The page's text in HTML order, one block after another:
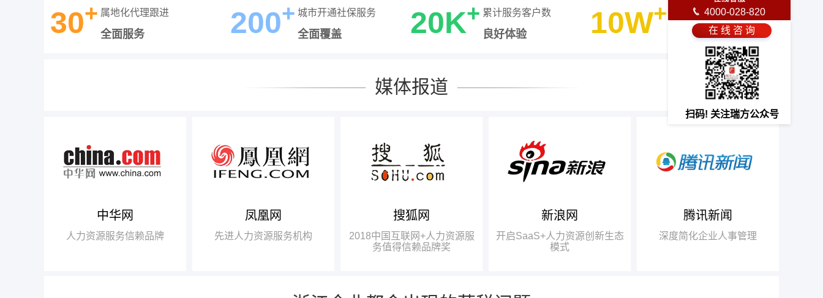
30+ 属地化代理跟进
全面服务 200+ 城市开通社保服务
全面覆盖 20K+ 累计服务客户数
良好体验 10W+ 客户选择瑞方人力
最终选择
媒体报道
中华网
人力资源服务信赖品牌
【腾讯】“2018中国互联网
+行业领军企业奖”
【瑞方】“2018中国互联网
凤凰网
先进人力资源服务机构
龚晓鸥：成都有大量的高校、
研究机构，具备强大的智力基础，
完全有条件在政府的牵头下，打造
出更好的、四川本土的人力资源服
搜狐网
2018中国互联网+人力资源服
务值得信赖品牌奖
瑞方人力获得人力资源行业唯
一奖项——“2018中国互联网+人
力资源服务值得信赖品牌奖”
新浪网
开启SaaS+人力资源创新生态
模式
布局“互联网+人力资源服务”
战略，基于互联网发展的迅猛之
势，打造“瑞人云”SaaS人力资源
腾讯新闻
深度简化企业人事管理
4000-028-820
在 线 咨 询
扫码! 关注瑞方公众号